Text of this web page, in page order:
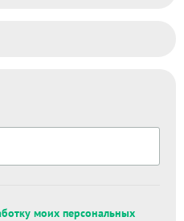
моих персональных